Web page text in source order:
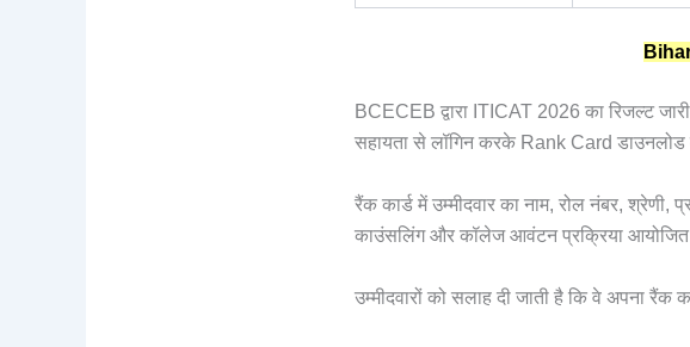
BCECEB द्वारा ITICAT 2026 का रिजल्ट
सहायता से लॉगिन करके Rank Card
रैंक कार्ड में उम्मीदवार का नाम, रोल नंबर,
काउंसलिंग और कॉलेज आवंटन प्रक्रिया आयोजित
उम्मीदवारों को सलाह दी जाती है कि वे अपना